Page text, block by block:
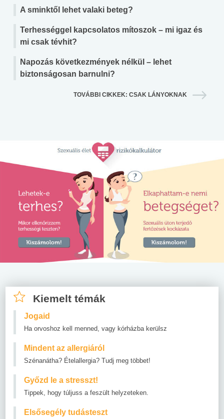
A sminktől lehet valaki beteg?
Terhességgel kapcsolatos mítoszok – mi igaz és
mi csak tévhit?
Napozás következmények nélkül – lehet
biztonságosan barnulni?
TOVÁBBI CIKKEK: CSAK LÁNYOKNAK
Kiemelt témák
Jogaid
Ha orvoshoz kell menned, vagy kórházba kerülsz
Mindent az allergiáról
Szénanátha? Ételallergia? Tudj meg többet!
Győzd le a stresszt!
Tippek, hogy túljuss a feszült helyzeteken.
Elsősegély tudásteszt